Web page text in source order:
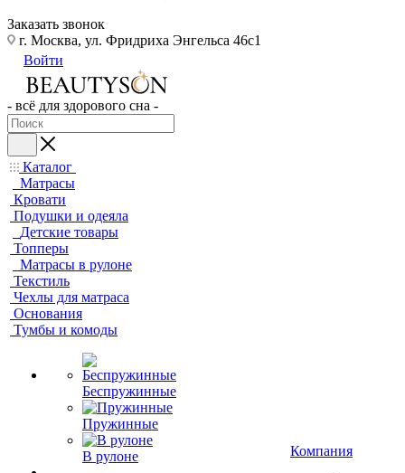
Заказать звонок
г. Москва, ул. Фридриха Энгельса 46с1
Войти
- всё для здорового сна -
Каталог
Матрасы
Кровати
Подушки и одеяла
Детские товары
Топперы
Матрасы в рулоне
Текстиль
Чехлы для матраса
Основания
Тумбы и комоды
Беспружинные
Пружинные
В рулоне
Компания